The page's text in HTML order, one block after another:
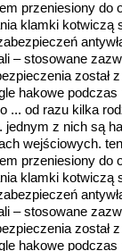
przeniesiony do
klamki kotwiczą
– stosowane
został
hakowe
... od razu kilka
jednym z nich są
wejściowych.
przeniesiony do
klamki kotwiczą
– stosowane
został
hakowe